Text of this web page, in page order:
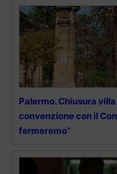
Palermo. Chiusura
convenzione con il
fermeremo”